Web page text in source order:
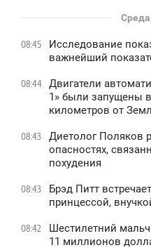
08:45
Исследование
важнейший
08:44
Двигатели
1» были запущены
километров от
08:43
Диетолог Поляков
опасностях,
похудения
08:43
Брэд Питт
принцессой,
08:42
Шестилетний
11 миллионов